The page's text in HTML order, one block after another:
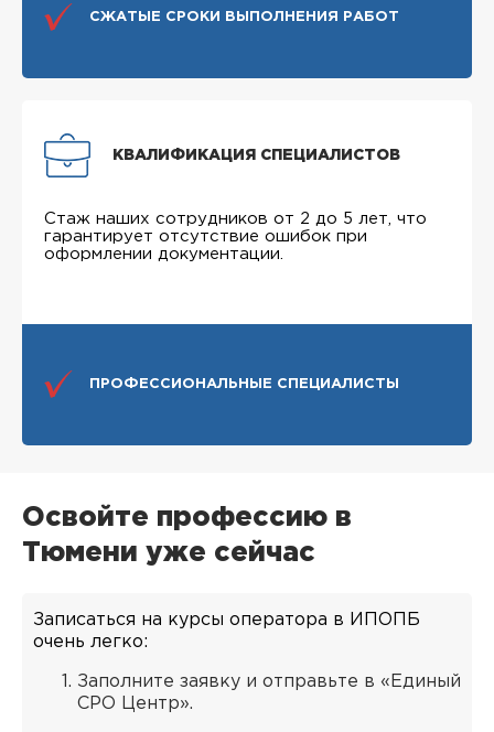
СЖАТЫЕ СРОКИ ВЫПОЛНЕНИЯ РАБОТ
КВАЛИФИКАЦИЯ СПЕЦИАЛИСТОВ
Стаж наших сотрудников от 2 до 5 лет, что
гарантирует отсутствие ошибок при
оформлении документации.
ПРОФЕССИОНАЛЬНЫЕ СПЕЦИАЛИСТЫ
Освойте профессию в
Тюмени уже сейчас
Записаться на курсы оператора в ИПОПБ
очень легко:
Заполните заявку и отправьте в «Единый
СРО Центр».